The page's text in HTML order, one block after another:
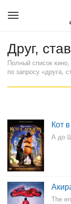
Друг,
Полный список
по запросу «друга,
Кот
А до
The